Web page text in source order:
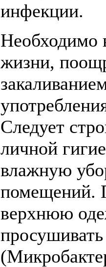
инфекции.
Необходимо
жизни,
Следует
личной
влажную
помещений.
верхнюю